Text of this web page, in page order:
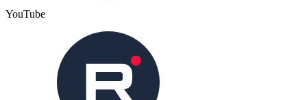
YouTube